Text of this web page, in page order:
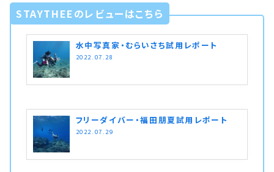
STAYTHEEのレビューはこちら
水中写真家・むらいさち試用レポート
2022.07.28
フリーダイバー・福田朋夏試用レポート
2022.07.29